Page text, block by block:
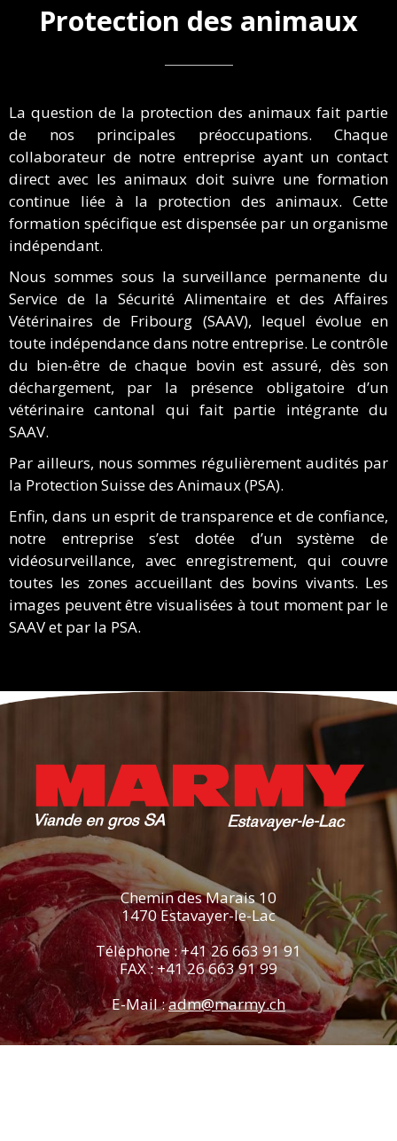
Protection des animaux
La question de la protection des animaux fait partie
de nos principales préoccupations. Chaque
collaborateur de notre entreprise ayant un contact
direct avec les animaux doit suivre une formation
continue liée à la protection des animaux. Cette
formation spécifique est dispensée par un organisme
indépendant.
Nous sommes sous la surveillance permanente du
Service de la Sécurité Alimentaire et des Affaires
Vétérinaires de Fribourg (SAAV), lequel évolue en
toute indépendance dans notre entreprise. Le contrôle
du bien-être de chaque bovin est assuré, dès son
déchargement, par la présence obligatoire d’un
vétérinaire cantonal qui fait partie intégrante du
SAAV.
Par ailleurs, nous sommes régulièrement audités par
la Protection Suisse des Animaux (PSA).
Enfin, dans un esprit de transparence et de confiance,
notre entreprise s’est dotée d’un système de
vidéosurveillance, avec enregistrement, qui couvre
toutes les zones accueillant des bovins vivants. Les
images peuvent être visualisées à tout moment par le
SAAV et par la PSA.
Chemin des Marais 10
1470 Estavayer-le-Lac
Téléphone : +41 26 663 91 91
FAX : +41 26 663 91 99
E-Mail :adm@marmy.ch